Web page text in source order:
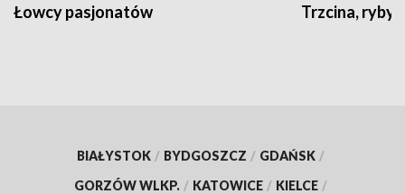
Łowcy pasjonatów Trzcina, ryby
BIAŁYSTOK / BYDGOSZCZ / GDAŃSK /
GORZÓW WLKP. / KATOWICE / KIELCE /